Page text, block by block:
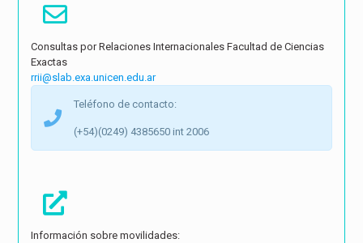
Consultas por Relaciones Internacionales Facultad de Ciencias
Exactas
rrii@slab.exa.unicen.edu.ar
Teléfono de contacto:
(+54)(0249) 4385650 int 2006
Información sobre movilidades: